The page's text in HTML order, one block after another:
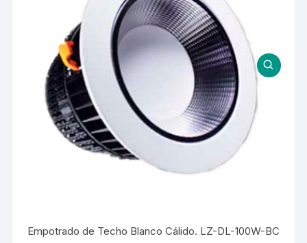
Empotrado de Techo Blanco Cálido. LZ-DL-100W-BC